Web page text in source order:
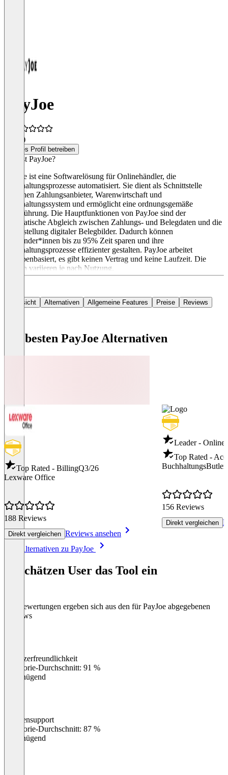
PayJoe
(1)
Dieses Profil betreiben
Was ist PayJoe?
PayJoe ist eine Softwarelösung für Onlinehändler, die
Buchhaltungsprozesse automatisiert. Sie dient als Schnittstelle
zwischen Zahlungsanbieter, Warenwirtschaft und
Buchhaltungssystem und ermöglicht eine ordnungsgemäße
Buchführung. Die Hauptfunktionen von PayJoe sind der
automatische Abgleich zwischen Zahlungs- und Belegdaten und die
Bereitstellung digitaler Belegbilder. Dadurch können
Anwender*innen bis zu 95% Zeit sparen und ihre
Buchhaltungsprozesse effizienter gestalten. PayJoe arbeitet
guthabenbasiert, es gibt keinen Vertrag und keine Laufzeit. Die
Kosten variieren je nach Nutzung.
Übersicht Alternativen Allgemeine Features Preise Reviews
Die besten PayJoe Alternativen
Top Rated - BillingQ3/26
Lexware Office
188 Reviews
Direkt vergleichen Reviews ansehen
Leader - Online
Top Rated -
BuchhaltungsButler
156 Reviews
Direkt vergleichen
Alle Alternativen zu PayJoe
So schätzen User das Tool ein
Die Bewertungen ergeben sich aus den für PayJoe abgegebenen
Reviews
Benutzerfreundlichkeit
Kategorie-Durchschnitt: 91 %
Ungenügend
Kundensupport
Kategorie-Durchschnitt: 87 %
Ungenügend